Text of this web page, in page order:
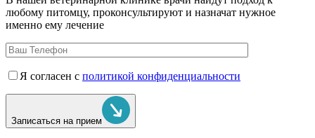
любому питомцу, проконсультируют и назначат нужное
именно ему лечение
Я согласен с политикой конфиденциальности
Записаться на прием